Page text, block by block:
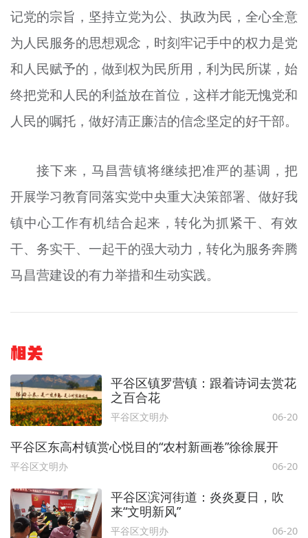
记党的宗旨，坚持立党为公、执政为民，全心全意
为人民服务的思想观念，时刻牢记手中的权力是党
和人民赋予的，做到权为民所用，利为民所谋，始
终把党和人民的利益放在首位，这样才能无愧党和
人民的嘱托，做好清正廉洁的信念坚定的好干部。
接下来，马昌营镇将继续把准严的基调，把
开展学习教育同落实党中央重大决策部署、做好我
镇中心工作有机结合起来，转化为抓紧干、有效
干、务实干、一起干的强大动力，转化为服务奔腾
马昌营建设的有力举措和生动实践。
相关
平谷区镇罗营镇：跟着诗词去赏花
之百合花
平谷区文明办 06-20
平谷区东高村镇赏心悦目的“农村新画卷”徐徐展开
平谷区文明办 06-20
平谷区滨河街道：炎炎夏日，吹
来“文明新风”
平谷区文明办 06-20